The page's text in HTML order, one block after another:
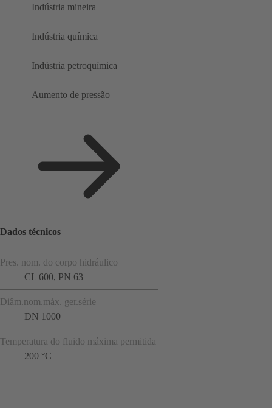
Indústria mineira
Indústria química
Indústria petroquímica
Aumento de pressão
Dados técnicos
Pres. nom. do corpo hidráulico
CL 600, PN 63
Diâm.nom.máx. ger.série
DN 1000
Temperatura do fluido máxima permitida
200 °C